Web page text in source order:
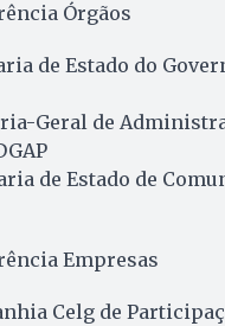
Órgãos
de Estado do
Geral de
de Estado de
Empresas
Celg de